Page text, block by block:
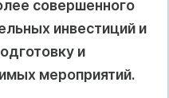
совершенного
инвестиций и
и
мероприятий.